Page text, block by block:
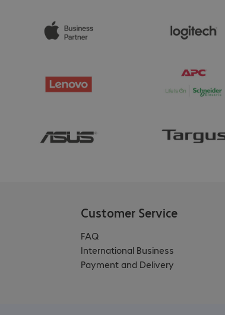
Customer Service
FAQ
International Business
Payment and Delivery